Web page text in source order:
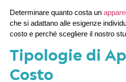
Determinare quanto costa un
che si adattano alle esigenze
costo e perché scegliere il nostro
Tipologie di
Costo